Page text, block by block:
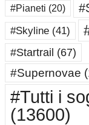
#Pianeti (20)
#Skyline(41)
#Startrail (67)
#Supernovae
#Tutti i
(13600)